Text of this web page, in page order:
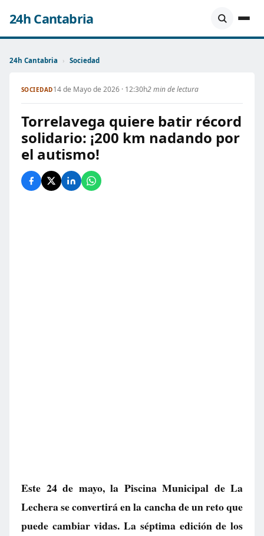
24h Cantabria
24h Cantabria › Sociedad
SOCIEDAD14 de Mayo de 2026 · 12:30h2 min de lectura
Torrelavega quiere batir récord
solidario: ¡200 km nadando por
el autismo!
Este 24 de mayo, la Piscina Municipal de La
Lechera se convertirá en la cancha de un reto que
puede cambiar vidas. La séptima edición de los